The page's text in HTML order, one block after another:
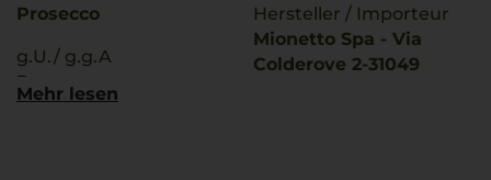
Prosecco
g.U./ g.g.A
Prosecco
Hersteller / Importeur
Mionetto Spa - Via
Colderove 2-31049
Mehr lesen